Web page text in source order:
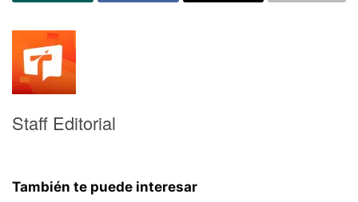
Staff Editorial
También te puede interesar